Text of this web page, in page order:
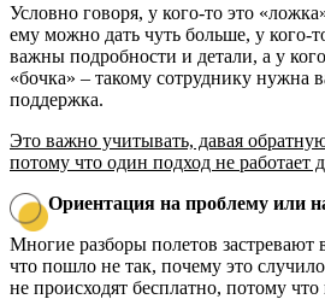
Условно говоря, у кого-то это
ему можно дать чуть больше, у кого-
важны подробности и детали, а у
«бочка» – такому сотруднику нужна
поддержка.
Это важно учитывать, давая
потому что один подход не работает
Ориентация на проблему или
Многие разборы полетов застревают
что пошло не так, почему это
не происходят бесплатно, потому что